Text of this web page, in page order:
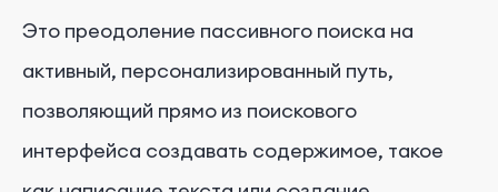
Это преодоление пассивного поиска на
активный, персонализированный путь,
позволяющий прямо из поискового
интерфейса создавать содержимое, такое